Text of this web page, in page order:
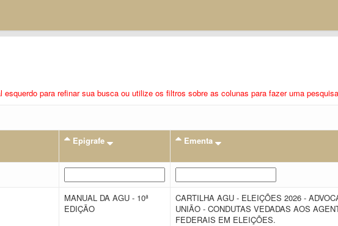
esquerdo para refinar sua busca ou utilize os filtros sobre as colunas para fazer uma
Epigrafe Ementa
MANUAL DA AGU - 10ª
EDIÇÃO
CARTILHA AGU - ELEIÇÕES 2026 -
UNIÃO - CONDUTAS VEDADAS AOS
FEDERAIS EM ELEIÇÕES.